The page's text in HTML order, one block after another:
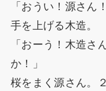
「おうい！源さん！
手を上げる木造。
「おーう！木造さ
か！」
桜をまく源さん。